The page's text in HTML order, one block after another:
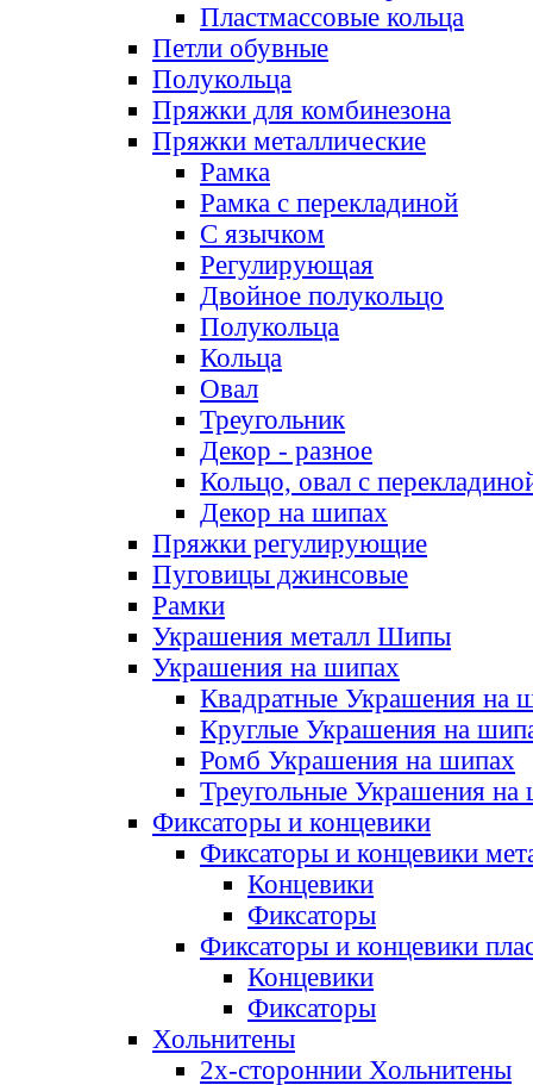
Пластмассовые кольца
Петли обувные
Полукольца
Пряжки для комбинезона
Пряжки металлические
Рамка
Рамка с перекладиной
С язычком
Регулирующая
Двойное полукольцо
Полукольца
Кольца
Овал
Треугольник
Декор - разное
Кольцо, овал с
Декор на шипах
Пряжки регулирующие
Пуговицы джинсовые
Рамки
Украшения металл Шипы
Украшения на шипах
Квадратные Украшения на
Круглые Украшения на
Ромб Украшения на шипах
Треугольные Украшения на
Фиксаторы и концевики
Фиксаторы и концевики
Концевики
Фиксаторы
Фиксаторы и концевики
Концевики
Фиксаторы
Хольнитены
2х-стороннии Хольнитены